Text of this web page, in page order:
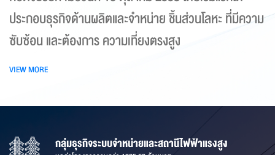
ประกอบธุรกิจด้านผลิตและจำหน่าย ชิ้นส่วนโลหะ ที่มีความ
ซับซ้อน และต้องการ ความเที่ยงตรงสูง
VIEW MORE
กลุ่มธุรกิจการจัดการระบบน้ำ
กลุ่มธุรกิจโรงไฟฟ้า
กลุ่มธุรกิจพลังงานแสงอาทิตย์
กลุ่มธุรกิจระบบจำหน่ายและสถานีไฟฟ้าแรงสูง